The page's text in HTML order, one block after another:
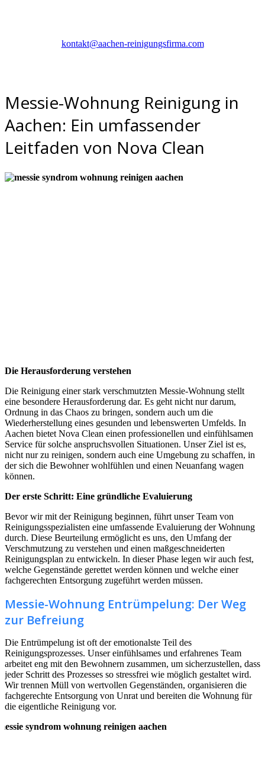
kontakt@aachen-reinigungsfirma.com
Messie-Wohnung Reinigung in
Aachen: Ein umfassender
Leitfaden von Nova Clean
Die Herausforderung verstehen
Die Reinigung einer stark verschmutzten Messie-Wohnung stellt
eine besondere Herausforderung dar. Es geht nicht nur darum,
Ordnung in das Chaos zu bringen, sondern auch um die
Wiederherstellung eines gesunden und lebenswerten Umfelds. In
Aachen bietet Nova Clean einen professionellen und einfühlsamen
Service für solche anspruchsvollen Situationen. Unser Ziel ist es,
nicht nur zu reinigen, sondern auch eine Umgebung zu schaffen, in
der sich die Bewohner wohlfühlen und einen Neuanfang wagen
können.
Der erste Schritt: Eine gründliche Evaluierung
Bevor wir mit der Reinigung beginnen, führt unser Team von
Reinigungsspezialisten eine umfassende Evaluierung der Wohnung
durch. Diese Beurteilung ermöglicht es uns, den Umfang der
Verschmutzung zu verstehen und einen maßgeschneiderten
Reinigungsplan zu entwickeln. In dieser Phase legen wir auch fest,
welche Gegenstände gerettet werden können und welche einer
fachgerechten Entsorgung zugeführt werden müssen.
Messie-Wohnung Entrümpelung: Der Weg
zur Befreiung
Die Entrümpelung ist oft der emotionalste Teil des
Reinigungsprozesses. Unser einfühlsames und erfahrenes Team
arbeitet eng mit den Bewohnern zusammen, um sicherzustellen, dass
jeder Schritt des Prozesses so stressfrei wie möglich gestaltet wird.
Wir trennen Müll von wertvollen Gegenständen, organisieren die
fachgerechte Entsorgung von Unrat und bereiten die Wohnung für
die eigentliche Reinigung vor.